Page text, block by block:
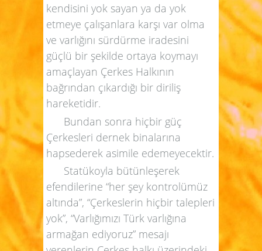
kendisini yok sayan ya da yok
etmeye çalışanlara karşı var olma
ve varlığını sürdürme iradesini
güçlü bir şekilde ortaya koymayı
amaçlayan Çerkes Halkının
bağrından çıkardığı bir diriliş
hareketidir.
Bundan sonra hiçbir güç
Çerkesleri dernek binalarına
hapsederek asimile edemeyecektir.
Statükoyla bütünleşerek
efendilerine “her şey kontrolümüz
altında”, “Çerkeslerin hiçbir talepleri
yok”, “Varlığımızı Türk varlığına
armağan ediyoruz” mesajı